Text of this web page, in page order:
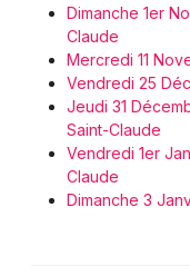
Dimanche 1er
Claude
Mercredi 11
Vendredi 25
Jeudi 31
Saint-Claude
Vendredi 1er
Claude
Dimanche 3